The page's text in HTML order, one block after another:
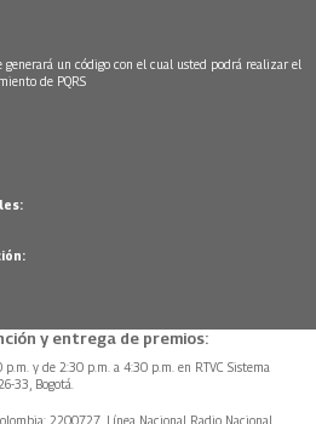
un código con el cual usted podrá realizar el
de PQRS
y entrega de premios:
y de 2:30 p.m. a 4:30 p.m. en RTVC Sistema
33, Bogotá.
2200727, Línea Nacional Radio Nacional